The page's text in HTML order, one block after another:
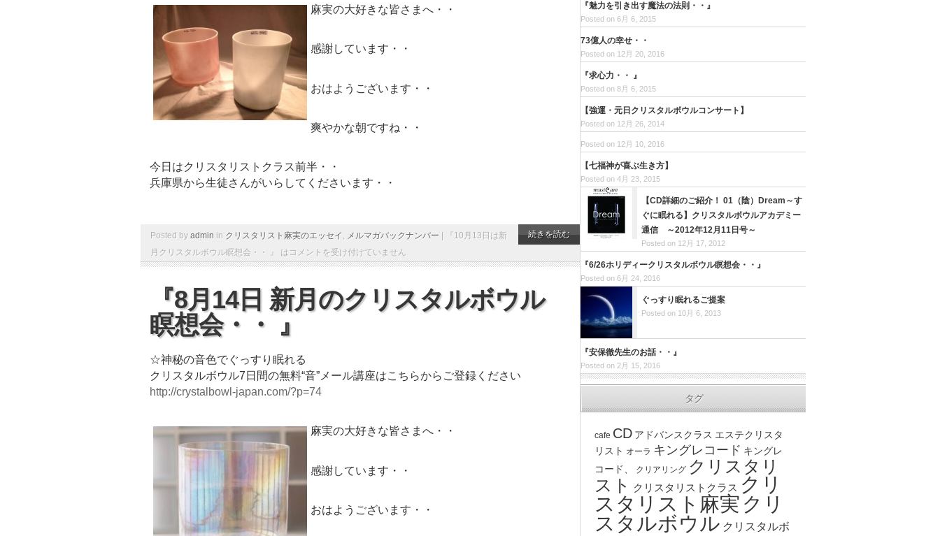
麻実の大好きな皆さまへ・・
感謝しています・・
おはようございます・・
爽やかな朝ですね・・
今日はクリスタリストクラス前半・・
兵庫県から生徒さんがいらしてくださいます・・
Posted by admin in クリスタリスト麻実のエッセイ , メルマガバックナンバー |
『10月13日は新
月クリスタルボウル瞑想会・・ 』 は コメントを受け付けていません
続きを読む
『8月14日 新月のクリスタルボウル
瞑想会・・ 』
☆神秘の音色でぐっすり眠れる
クリスタルボウル7日間の無料“音”メール講座はこちらからご登録ください
http://crystalbowl-japan.com/?p=74
麻実の大好きな皆さまへ・・
感謝しています・・
おはようございます・・
『魅力を引き出す魔法の法則・・』
Posted on 6月 6, 2015
73億人の幸せ・・
Posted on 12月 20, 2016
『求心力・・ 』
Posted on 8月 6, 2015
【強運・元日クリスタルボウルコンサート】
Posted on 12月 26, 2014
Posted on 12月 10, 2016
【七福神が喜ぶ生き方】
Posted on 4月 23, 2015
【CD詳細のご紹介！ 01（陰）Dream～す
ぐに眠れる】クリスタルボウルアカデミー
通信 ～2012年12月11日号～
Posted on 12月 17, 2012
『6/26ホリディークリスタルボウル瞑想会・・』
Posted on 6月 24, 2016
ぐっすり眠れるご提案
Posted on 10月 6, 2013
『安保徹先生のお話・・』
Posted on 2月 15, 2016
タグ
cafe CD アドバンスクラス エステクリスタ
リスト オーラ キングレコード キングレ
コード、
クリアリング クリスタリ
スト
クリスタリストクラス クリ
スタリスト麻実 クリ
スタルボウル クリスタルボ